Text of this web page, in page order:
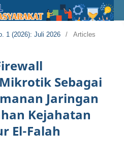
1 (2026): Juli 2026 / Articles
Sebagai
Jaringan
Kejahatan
El-Falah